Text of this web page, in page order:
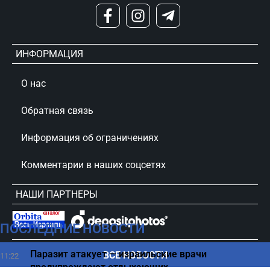
ПОСЛЕДНИЕ НОВОСТИ
11:22
Паразит атакует — израильские врачи
предупреждают отдыхающих
ВСЕ НОВОСТИ
ИНФОРМАЦИЯ
О нас
Обратная связь
Информация об ограничениях
Комментарии в наших соцсетях
НАШИ ПАРТНЕРЫ
сursorinfo.co.il © Все права защищены